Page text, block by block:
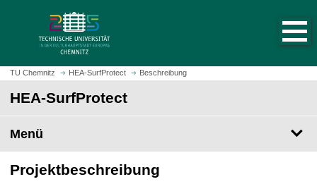
z
m
t
e
i
t
u
TU Chemnitz HEA-SurfProtect Beschreibung
HEA-SurfProtect
Menü
Projektbeschreibung